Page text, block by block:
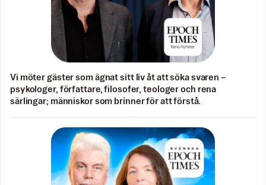
Vi möter gäster som ägnat sitt liv åt att söka svaren –
psykologer, författare, filosofer, teologer och rena
särlingar; människor som brinner för att förstå.